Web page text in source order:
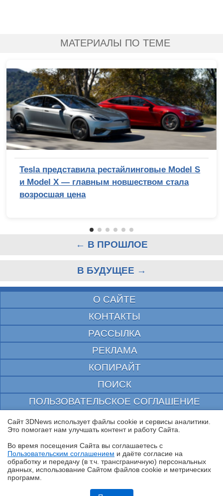
Обзор «малолитражного суперкомпьютера» MSI EdgeXpert MS-C931
МАТЕРИАЛЫ ПО ТЕМЕ
Tesla представила рестайлинговые Model S
и Model X — главным новшеством стала
возросшая цена
← В ПРОШЛОЕ
В БУДУЩЕЕ →
О САЙТЕ
КОНТАКТЫ
РАССЫЛКА
РЕКЛАМА
КОПИРАЙТ
ПОИСК
ПОЛЬЗОВАТЕЛЬСКОЕ СОГЛАШЕНИЕ
ЗАЩИЩЕНО CURATOR
© 1997—2026 Электронное периодическое издание "3ДНьюс" | Свидетельство о
выдано Федеральной Службой по надзору за соблюдением законодательства в сфере
массовых коммуникаций и охране культурного наследия
При цитировании документа ссылка на сайт с указанием автора обязательна. Полное
заимствование документа является нарушением
российского и международного законодательства и возможно только с согласия
Сайт 3DNews использует файлы cookie и сервисы аналитики.
Это помогает нам улучшать контент и работу Cайта.
Во время посещения Cайта вы соглашаетесь с
Пользовательским соглашением и даёте согласие на
обработку и передачу (в т.ч. трансграничную) персональных
данных, использование Cайтом файлов cookie и метрических
программ.